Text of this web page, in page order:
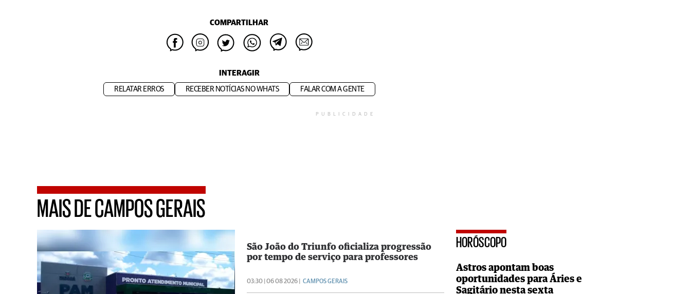
COMPARTILHAR
INTERAGIR
RELATAR ERROS RECEBER NOTÍCIAS NO WHATS FALAR COM A GENTE
PUBLICIDADE
MAIS DE CAMPOS GERAIS
São João do Triunfo oficializa progressão
por tempo de serviço para professores
03:30 | 06 08 2026 | CAMPOS GERAIS
HORÓSCOPO
Astros apontam boas
oportunidades para Áries e
Sagitário nesta sexta